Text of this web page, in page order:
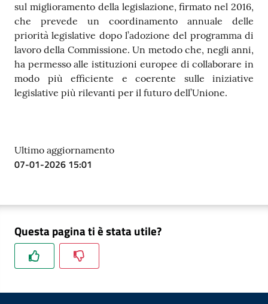
sul miglioramento della legislazione, firmato nel 2016,
che prevede un coordinamento annuale delle
priorità legislative dopo l’adozione del programma di
lavoro della Commissione. Un metodo che, negli anni,
ha permesso alle istituzioni europee di collaborare in
modo più efficiente e coerente sulle iniziative
legislative più rilevanti per il futuro dell’Unione.
Ultimo aggiornamento
07-01-2026 15:01
Questa pagina ti è stata utile?